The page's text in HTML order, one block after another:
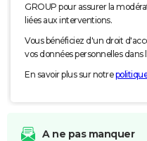
GROUP pour assurer la
liées aux interventions.
Vous bénéficiez d'un droit
vos données personnelles dans
En savoir plus sur notre
A ne pas manquer